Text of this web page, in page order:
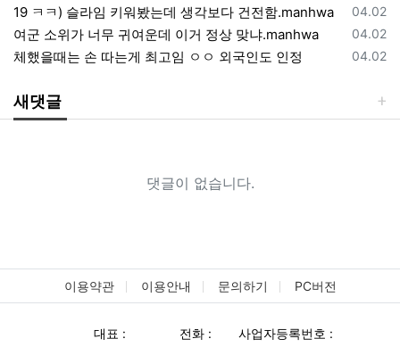
등록일
04.02
19 ㅋㅋ) 슬라임 키워봤는데 생각보다 건전함.manhwa
등록일
04.02
여군 소위가 너무 귀여운데 이거 정상 맞냐.manhwa
등록일
04.02
체했을때는 손 따는게 최고임 ㅇㅇ 외국인도 인정
새댓글
댓글이 없습니다.
이용약관 이용안내 문의하기 PC버전
대표 : 전화 :
사업자등록번호 :